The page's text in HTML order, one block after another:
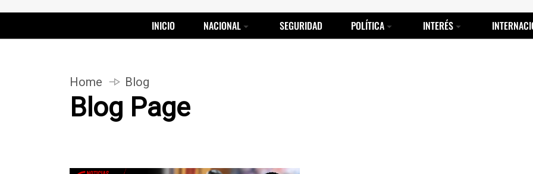
INICIO NACIONAL SEGURIDAD POLÍTICA INTERÉS
Home Blog
Blog Page